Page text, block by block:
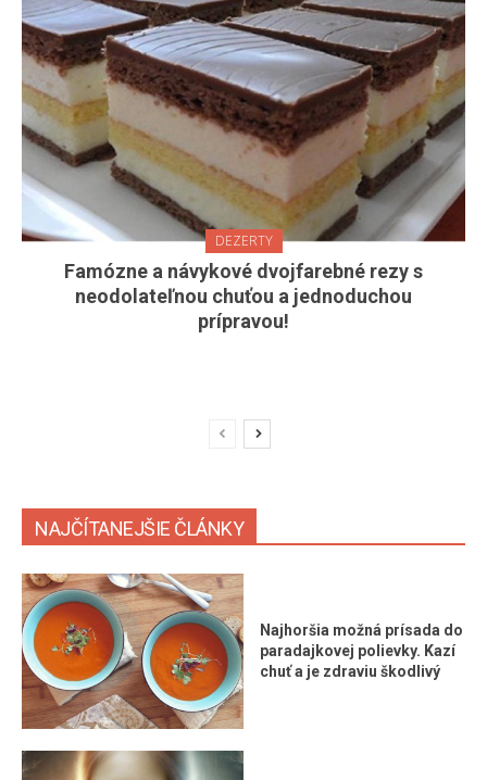
DEZERTY
Famózne a návykové dvojfarebné rezy s
neodolateľnou chuťou a jednoduchou
prípravou!
NAJČÍTANEJŠIE ČLÁNKY
Najhoršia možná prísada do
paradajkovej polievky. Kazí
chuť a je zdraviu škodlivý